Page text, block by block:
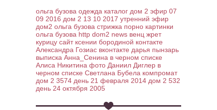
ольга бузова одежда каталог дом 2 эфир 07
09 2016 дом 2 13 10 2017 утренний эфир
дом2 ольга бузова стрижка порно картинки
ольга бузова http dom2 news венц жрет
курицу сайт ксении бородиной контакте
Александра Гозиас вконтакте дарья пынзарь
выписка Анна_Сенина в черном списке
Алиса Никитина фото Даниил Диглер в
черном списке Светлана Бубела компромат
дом 2 3574 день 21 февраля 2014 дом 2 532
день 24 октября 2005